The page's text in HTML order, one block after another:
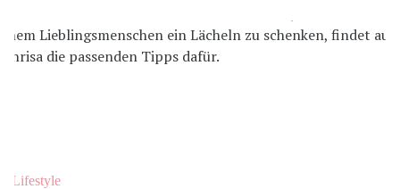
Lifestyle